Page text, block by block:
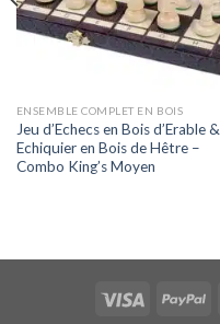
ENSEMBLE COMPLET EN BOIS
Jeu d’Echecs en Bois d’Erable &
Echiquier en Bois de Hêtre –
Combo King’s Moyen